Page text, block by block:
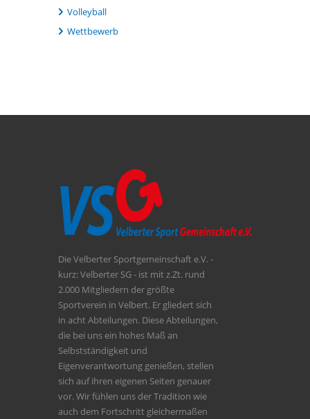
Volleyball
Wettbewerb
Die Velberter Sportgemeinschaft e.V. -
kurz: Velberter SG - ist mit z.Zt. rund
2.000 Mitgliedern der größte
Sportverein in Velbert. Er gliedert sich
in acht Abteilungen. Diese Abteilungen,
die bei uns ein hohes Maß an
Selbstständigkeit und
Eigenverantwortung genießen, stellen
sich auf ihren eigenen Seiten genauer
vor. Wir fühlen uns der Tradition wie
auch dem Fortschritt gleichermaßen